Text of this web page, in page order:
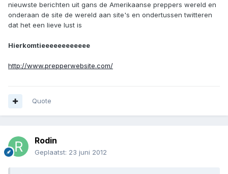
nieuwste berichten uit gans de Amerikaanse preppers wereld en
onderaan de site de wereld aan site's en ondertussen twitteren
dat het een lieve lust is
Hierkomtieeeeeeeeeeee
http://www.prepperwebsite.com/
Quote
Rodin
Geplaatst: 23 juni 2012